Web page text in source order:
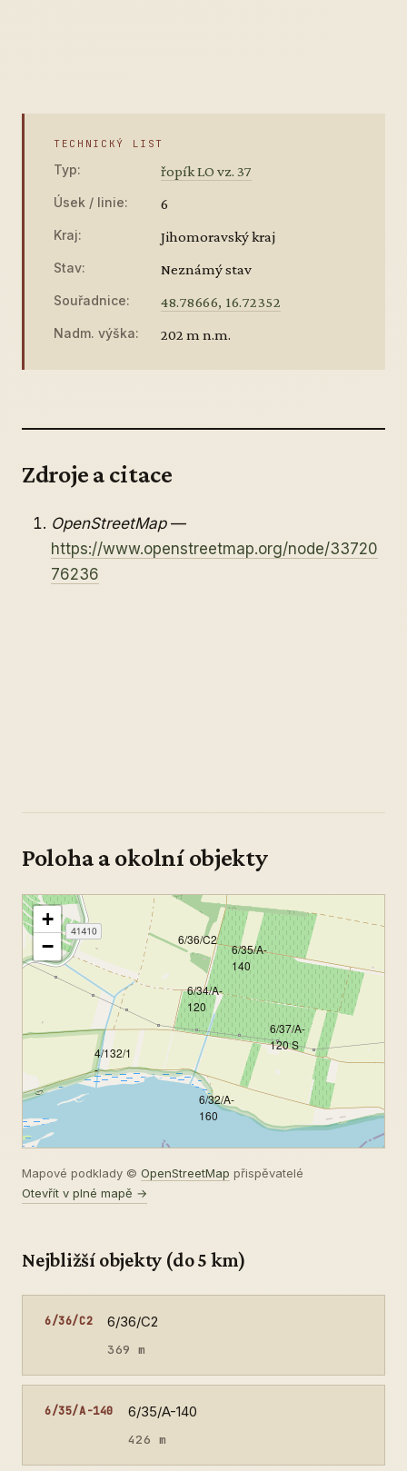
TECHNICKÝ LIST
Typ: řopík LO vz. 37
Úsek / linie: 6
Kraj: Jihomoravský kraj
Stav: Neznámý stav
Souřadnice: 48.78666, 16.72352
Nadm. výška: 202 m n.m.
Zdroje a citace
OpenStreetMap—
https://www.openstreetmap.org/node/33720
76236
Poloha a okolní objekty
6/34/A-
120
6/36/C2
6/35/A-
140
6/37/A-
120 S
6/32/A-
160
4/132/1
-
+
−
Mapové podklady © OpenStreetMap přispěvatelé
Otevřít v plné mapě →
Nejbližší objekty (do 5 km)
6/36/C2 6/36/C2
369 m
6/35/A-140 6/35/A-140
426 m